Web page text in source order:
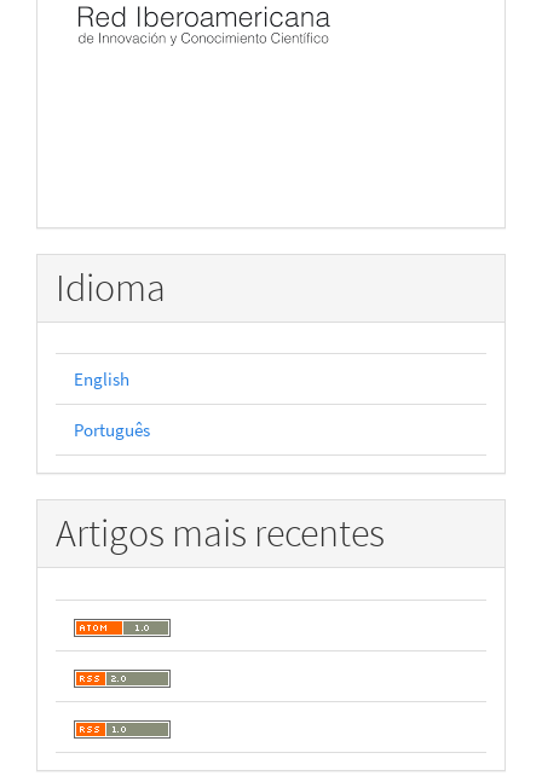
Idioma
English
Português
Artigos mais recentes